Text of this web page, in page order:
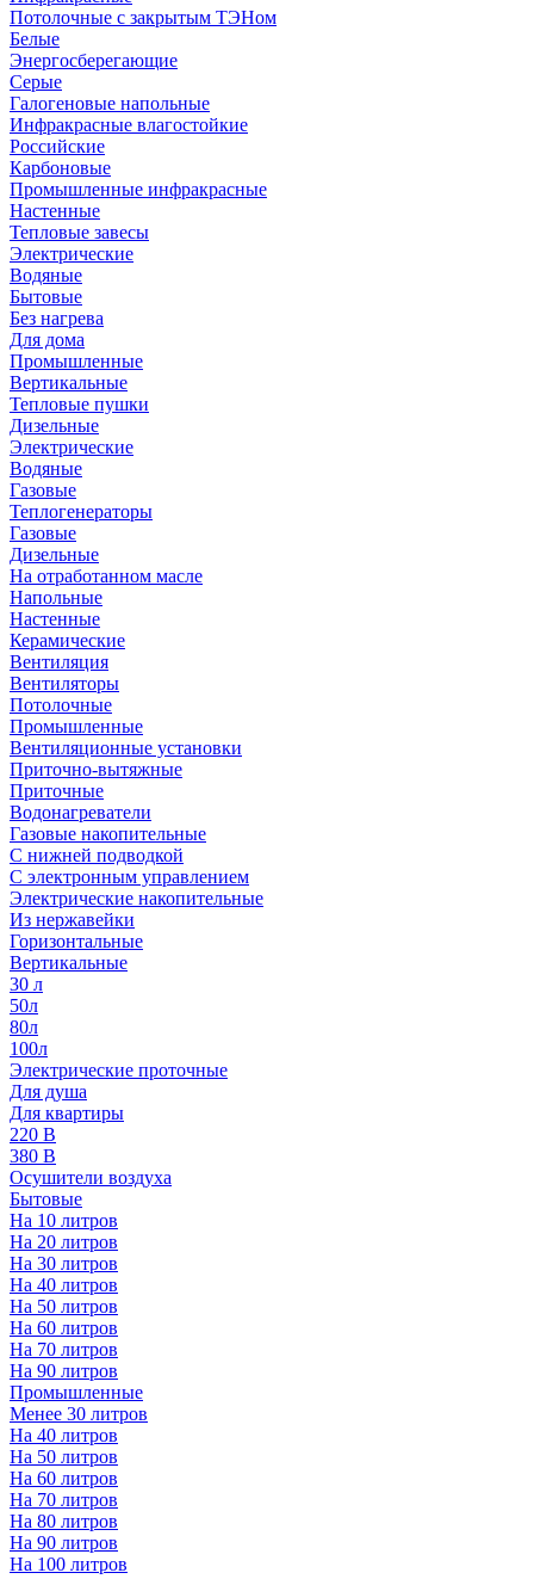
Потолочные с закрытым ТЭНом
Белые
Энергосберегающие
Серые
Галогеновые напольные
Инфракрасные влагостойкие
Российские
Карбоновые
Промышленные инфракрасные
Настенные
Тепловые завесы
Электрические
Водяные
Бытовые
Без нагрева
Для дома
Промышленные
Вертикальные
Тепловые пушки
Дизельные
Электрические
Водяные
Газовые
Теплогенераторы
Газовые
Дизельные
На отработанном масле
Напольные
Настенные
Керамические
Вентиляция
Вентиляторы
Потолочные
Промышленные
Вентиляционные установки
Приточно-вытяжные
Приточные
Водонагреватели
Газовые накопительные
С нижней подводкой
С электронным управлением
Электрические накопительные
Из нержавейки
Горизонтальные
Вертикальные
30 л
50л
80л
100л
Электрические проточные
Для душа
Для квартиры
220 В
380 В
Осушители воздуха
Бытовые
На 10 литров
На 20 литров
На 30 литров
На 40 литров
На 50 литров
На 60 литров
На 70 литров
На 90 литров
Промышленные
Менее 30 литров
На 40 литров
На 50 литров
На 60 литров
На 70 литров
На 80 литров
На 90 литров
На 100 литров